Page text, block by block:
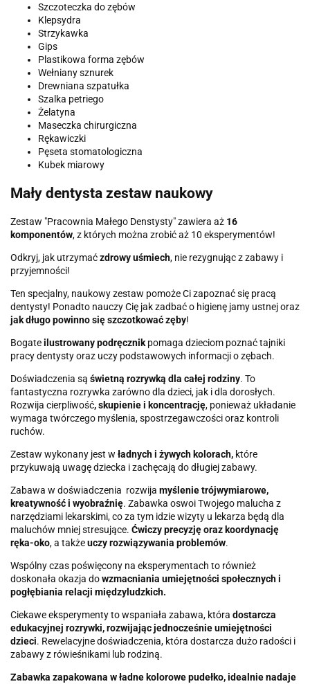
Szczoteczka do zębów
Klepsydra
Strzykawka
Gips
Plastikowa forma zębów
Wełniany sznurek
Drewniana szpatułka
Szalka petriego
Żelatyna
Maseczka chirurgiczna
Rękawiczki
Pęseta stomatologiczna
Kubek miarowy
Mały dentysta zestaw naukowy
Zestaw "Pracownia Małego Denstysty" zawiera aż 16
komponentów, z których można zrobić aż 10 eksperymentów!
Odkryj, jak utrzymaćzdrowy uśmiech, nie rezygnując z zabawy i
przyjemności!
Ten specjalny, naukowy zestaw pomoże Ci zapoznać się pracą
dentysty! Ponadto nauczy Cię jak zadbać o higienę jamy ustnej oraz
jak długo powinno się szczotkować zęby!
Bogateilustrowany podręcznikpomaga dzieciom poznać tajniki
pracy dentysty oraz uczy podstawowych informacji o zębach.
Doświadczenia są świetną rozrywką dla całej rodziny. To
fantastyczna rozrywka zarówno dla dzieci, jak i dla dorosłych.
Rozwija cierpliwość, skupienie i koncentrację, ponieważ układanie
wymaga twórczego myślenia, spostrzegawczości oraz kontroli
ruchów.
Zestaw wykonany jest w ładnych i żywych kolorach, które
przykuwają uwagę dziecka i zachęcają do długiej zabawy.
Zabawa w doświadczenia rozwija myślenie trójwymiarowe,
kreatywność i wyobraźnię. Zabawka oswoi Twojego malucha z
narzędziami lekarskimi, co za tym idzie wizyty u lekarza będą dla
maluchów mniej stresujące. Ćwiczy precyzję oraz koordynację
ręka-oko, a takżeuczy rozwiązywania problemów.
Wspólny czas poświęcony na eksperymentach to również
doskonała okazja dowzmacniania umiejętności społecznych i
pogłębiania relacji międzyludzkich.
Ciekawe eksperymenty to wspaniała zabawa, która dostarcza
edukacyjnej rozrywki, rozwijając jednocześnie umiejętności
dzieci. Rewelacyjne doświadczenia, która dostarcza dużo radości i
zabawy z rówieśnikami lub rodziną.
Zabawka zapakowana w ładne kolorowe pudełko, idealnie nadaje